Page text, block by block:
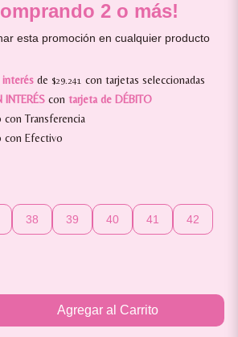
2 o más!
esta promoción en cualquier producto
de $29.241 con tarjetas seleccionadas
con tarjeta de DÉBITO
Transferencia
con Efectivo
38 39 40 41 42
Agregar al Carrito